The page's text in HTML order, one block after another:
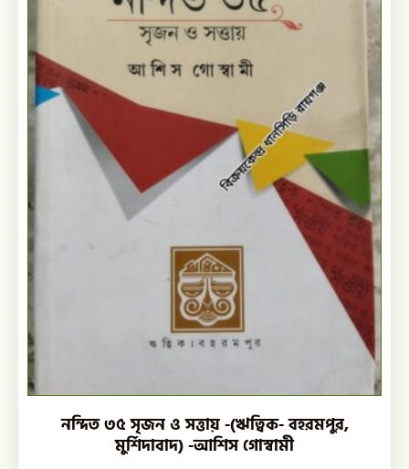
নন্দিত ৩৫ সৃজন ও সত্তায় -(ঋত্বিক- বহরমপুর,
মুর্শিদাবাদ) -আশিস গোস্বামী